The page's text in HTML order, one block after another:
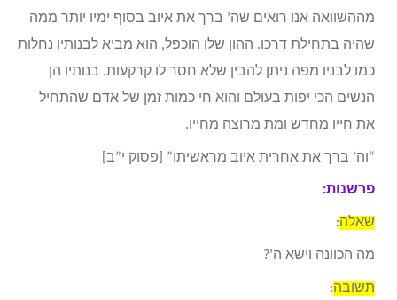
מההשוואה אנו רואים שה’ ברך את איוב בסוף ימיו יותר ממה
שהיה בתחילת דרכו. ההון שלו הוכפל, הוא מביא לבנותיו נחלות
כמו לבניו מפה ניתן להבין שלא חסר לו קרקעות. בנותיו הן
הנשים הכי יפות בעולם והוא חי כמות זמן של אדם שהתחיל
את חייו מחדש ומת מרוצה מחייו.
“וה’ ברך את אחרית איוב מראשיתו” [פסוק י”ב]
פרשנות:
שאלה:
מה הכוונה וישא ה’?
תשובה: